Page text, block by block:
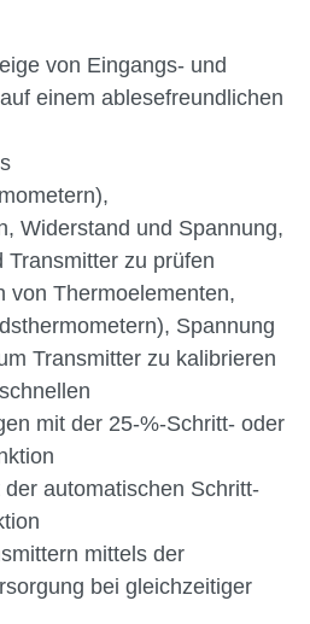
von Eingangs- und
einem ablesefreundlichen
Widerstand und Spannung,
Transmitter zu prüfen
von Thermoelementen,
Spannung
Transmitter zu kalibrieren
mit der 25-%-Schritt- oder
automatischen Schritt-
mittels der
bei gleichzeitiger